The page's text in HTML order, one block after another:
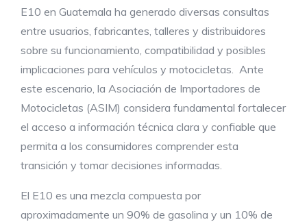
E10 en Guatemala ha generado diversas consultas
entre usuarios, fabricantes, talleres y distribuidores
sobre su funcionamiento, compatibilidad y posibles
implicaciones para vehículos y motocicletas. Ante
este escenario, la Asociación de Importadores de
Motocicletas (ASIM) considera fundamental fortalecer
el acceso a información técnica clara y confiable que
permita a los consumidores comprender esta
transición y tomar decisiones informadas.
El E10 es una mezcla compuesta por
aproximadamente un 90% de gasolina y un 10% de